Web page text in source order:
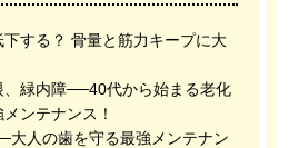
する？ 骨量と筋力キープに大
、緑内障──40代から始まる老化
ンテナンス！
大人の歯を守る最強メンテナン